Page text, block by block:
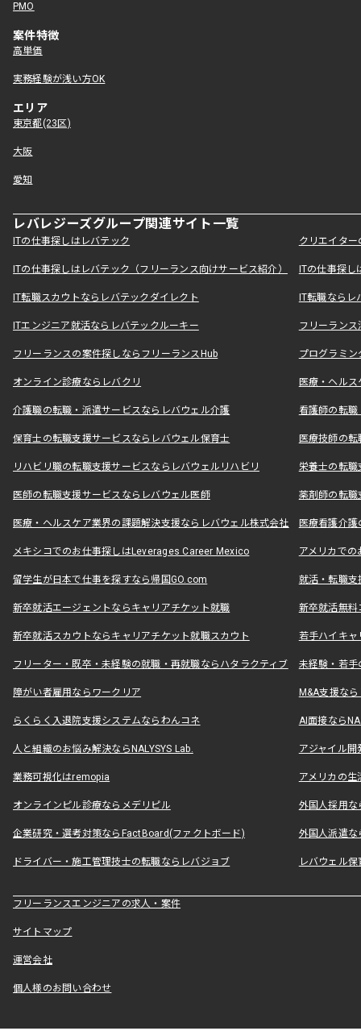
PMO
案件特徴
高単価
実務経験が浅い方OK
エリア
東京都(23区)
大阪
愛知
レバレジーズグループ関連サイト一覧
ITの仕事探しはレバテック クリエイタ
ITの仕事探しはレバテック（フリーランス向けサービス紹介） ITの仕事探
IT転職スカウトならレバテックダイレクト IT転職なら
ITエンジニア就活ならレバテックルーキー フリーラン
フリーランスの案件探しならフリーランスHub プログラミ
オンライン診療ならレバクリ 医療・ヘル
介護職の転職・派遣サービスならレバウェル介護 看護師の転
保育士の転職支援サービスならレバウェル保育士 医療技師の
リハビリ職の転職支援サービスならレバウェルリハビリ 栄養士の転
医師の転職支援サービスならレバウェル医師 薬剤師の転
医療・ヘルスケア業界の課題解決支援ならレバウェル株式会社 医療看護介
メキシコでのお仕事探しはLeverages Career Mexico アメリカで
留学生が日本で仕事を探すなら帰国GO.com 就活・転職
新卒就活エージェントならキャリアチケット就職 新卒就活無料
新卒就活スカウトならキャリアチケット就職スカウト 若手ハイキ
フリーター・既卒・未経験の就職・再就職ならハタラクティブ 未経験・若手
障がい者雇用ならワークリア M&A支援な
らくらく入退院支援システムならわんコネ AI面接なら
人と組織のお悩み解決ならNALYSYS Lab. アジャイル
業務可視化はremopia アメリカの
オンラインピル診療ならメデリピル 外国人採用
企業研究・選考対策ならFactBoard(ファクトボード) 外国人派遣な
ドライバー・施工管理技士の転職ならレバジョブ レバウェル
フリーランスエンジニアの求人・案件
サイトマップ
運営会社
個人様のお問い合わせ